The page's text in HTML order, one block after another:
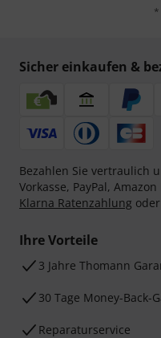
*
Sicher einkaufen &
Bezahlen Sie vertraulich
Vorkasse, PayPal, Amazon
Klarna Ratenzahlung
Ihre Vorteile
3 Jahre Thomann
30 Tage Money-Back-
Reparaturservice